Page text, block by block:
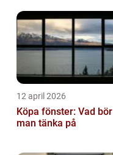
12 april 2026
Köpa fönster: Vad bör
man tänka på